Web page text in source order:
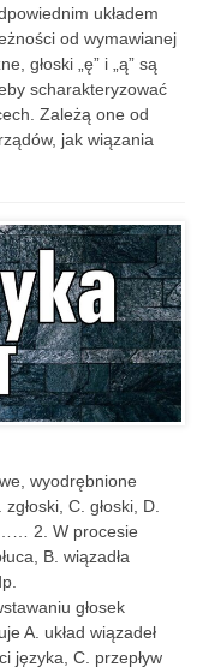
układem
od wymawianej
głoski „ę” i „ą” są
scharakteryzować
Zależą one od
jak wiązania
wyodrębnione
C. głoski, D.
W procesie
B. wiązadła
głosek
A. układ wiązadeł
języka, C. przepływ